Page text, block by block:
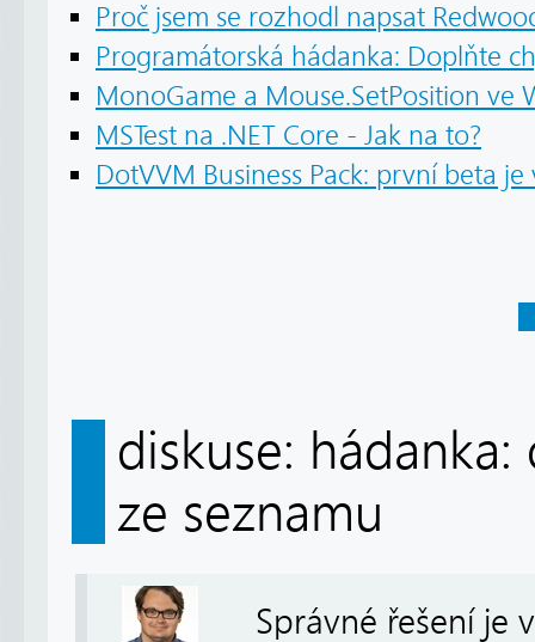
Proč jsem se rozhodl napsat
Programátorská hádanka: Doplňte
MonoGame a Mouse.SetPosition ve
MSTest na .NET Core - Jak na to?
DotVVM Business Pack: první beta je
diskuse:
ze seznamu
Správné řešení je